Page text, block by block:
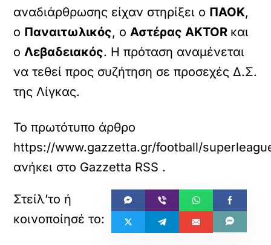
αναδιάρθρωσης είχαν στηρίξει ο ΠΑΟΚ,
ο Παναιτωλικός, οΑστέρας AKTOR και
οΛεβαδειακός. Η πρόταση αναμένεται
να τεθεί προς συζήτηση σε προσεχές Δ.Σ.
της Λίγκας.
Το πρωτότυπο άρθρο
https://www.gazzetta.gr/football/
ανήκει στο Gazzetta RSS .